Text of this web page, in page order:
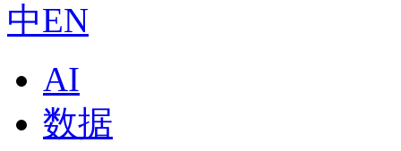
中EN
AI
数据